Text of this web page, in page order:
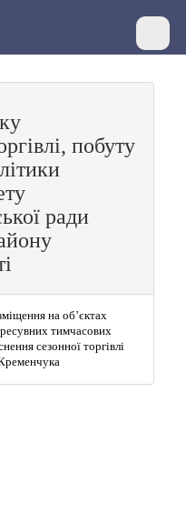
побуту
ради
на об’єктах
тимчасових
сезонної торгівлі